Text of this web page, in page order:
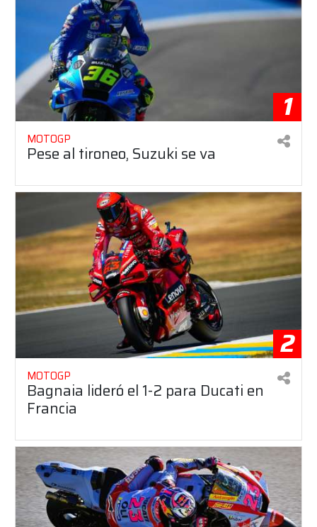
1
MOTOGP
Pese al tironeo, Suzuki se va
2
MOTOGP
Bagnaia lideró el 1-2 para Ducati en
Francia